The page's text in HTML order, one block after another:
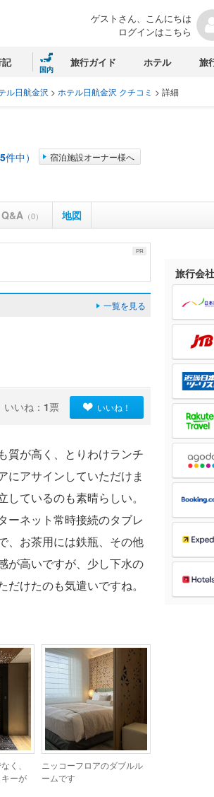
ゲストさん、こんにちは
ログインはこちら
国内
旅行ガイド ホテル 旅
ル日航金沢 > ホテル日航金沢 クチコミ > 詳細
件中） 宿泊施設オーナー様へ
Q&A （0） 地図
PR
一覧を見る
いいね： 1票 いいね！
質が高く、とりわけランチ
にアサインしていただけま
ているのも素晴らしい。
ーネット常時接続のタブレ
、お茶用には鉄瓶、その他
が高いですが、少し下水の
けたのも気遣いですね。
く、
ーが
ニッコーフロアのダブルル
ームです
旅行会